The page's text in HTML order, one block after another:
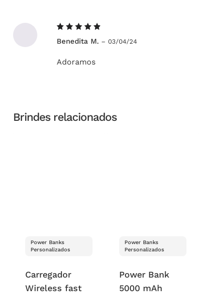
5de 5
Benedita M. – 03/04/24
Adoramos
Brindes relacionados
Power Banks
Personalizados
Carregador
Wireless fast
Power Banks
Personalizados
Power Bank
5000 mAh